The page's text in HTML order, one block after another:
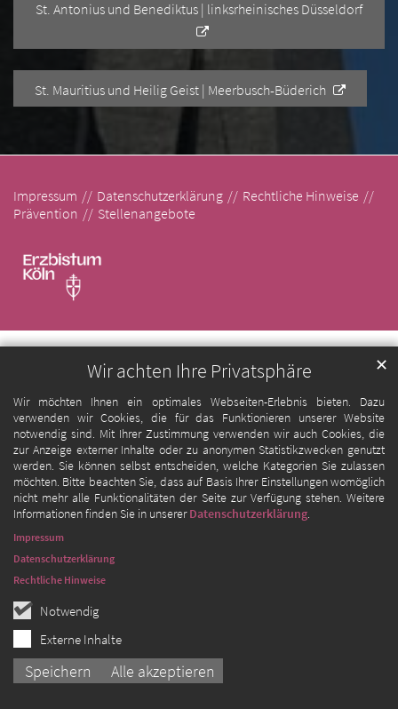
Wir achten Ihre Privatsphäre
Wir möchten Ihnen ein optimales Webseiten-Erlebnis bieten. Dazu
verwenden wir Cookies, die für das Funktionieren unserer Website
notwendig sind. Mit Ihrer Zustimmung verwenden wir auch Cookies, die
zur Anzeige externer Inhalte oder zu anonymen Statistikzwecken genutzt
werden. Sie können selbst entscheiden, welche Kategorien Sie zulassen
möchten. Bitte beachten Sie, dass auf Basis Ihrer Einstellungen womöglich
nicht mehr alle Funktionalitäten der Seite zur Verfügung stehen. Weitere
Informationen finden Sie in unsererDatenschutzerklärung.
Notwendig
Externe Inhalte
Speichern Alle akzeptieren
✕
Impressum
Datenschutzerklärung
Rechtliche Hinweise
St. Antonius und Benediktus | linksrheinisches Düsseldorf
St. Mauritius und Heilig Geist | Meerbusch-Büderich
Impressum Datenschutzerklärung
Rechtliche Hinweise
Prävention
Stellenangebote